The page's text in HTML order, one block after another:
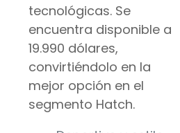
tecnológicas. Se
encuentra disponible a
19.990 dólares,
convirtiéndolo en la
mejor opción en el
segmento Hatch.